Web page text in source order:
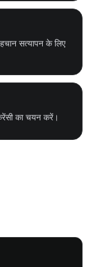
सत्यापन के लिए
का चयन करें।